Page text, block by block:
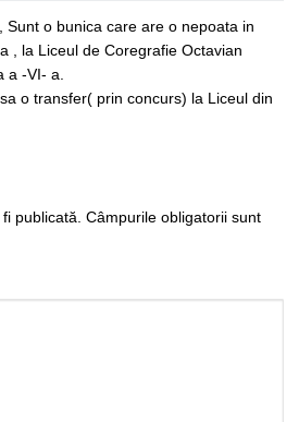
Sunt o bunica care are o nepoata in
, la Liceul de Coregrafie Octavian
a -VI- a.
o transfer( prin concurs) la Liceul din
publicată. Câmpurile obligatorii sunt